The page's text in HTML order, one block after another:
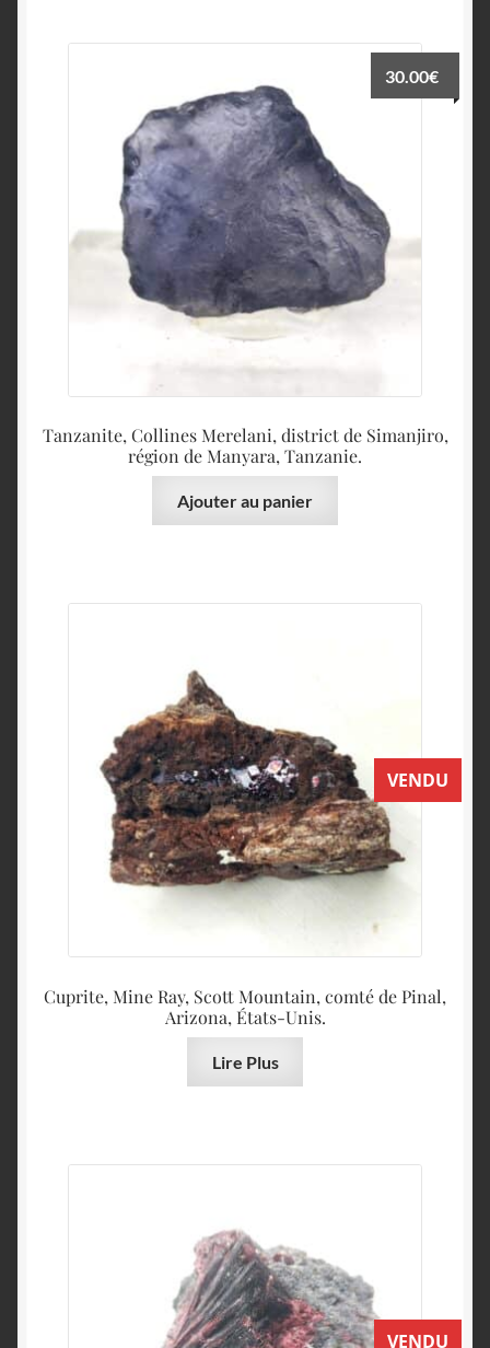
Tanzanite, Collines Merelani, district de Simanjiro,
région de Manyara, Tanzanie.
30.00€
Ajouter au panier
VENDU
Cuprite, Mine Ray, Scott Mountain, comté de Pinal,
Arizona, États-Unis.
Lire Plus
VENDU